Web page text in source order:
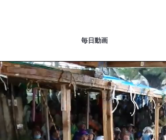
毎日動画